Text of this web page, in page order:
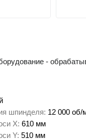
-
шпинделя 12 000 об/
X 610 мм
Y 510 мм